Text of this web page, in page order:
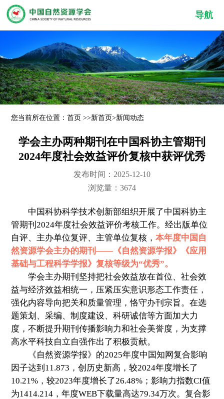
导航
您当前所在位置：首页 >>新首页>新闻动态
学会主办两种期刊在中国科协主管期刊
2024年度社会效益评价复核中获评优秀
发布时间：2025-12-10
浏览量：3674
中国科协科学技术创新部组织开展了中国科协主
管期刊2024年度社会效益评价考核工作。经出版单位
自评、主办单位复评、主管单位复核，本年度中国自
然资源学会主办的期刊——《自然资源学报》《应用
基础与工程科学学报》复核等级为“优秀”。
学会主办期刊坚持把社会效益放在首位、社会效
益与经济效益相统一，压紧压实意识形态工作责任 ，
强化内容导向把关和质量管理，恪守办刊宗旨。在选
题策划、采编、制度建设、科研诚信等方面加大力
度，不断提升期刊传播影响力和社会美誉度，为支撑
高水平科技自立自强作出了积极贡献。
《自然资源学报》的2025年度中国知网复合影响
因子达到11.873，创历史新高，较2024年度增长了
10.21%，较2023年度增长了26.48%；影响力指数CI值
为1414.214，年度WEB下载量高达79.34万次。复合影